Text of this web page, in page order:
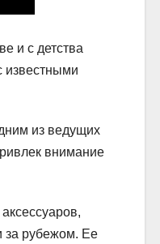
и с детства
известными
из ведущих
внимание
за рубежом. Ее